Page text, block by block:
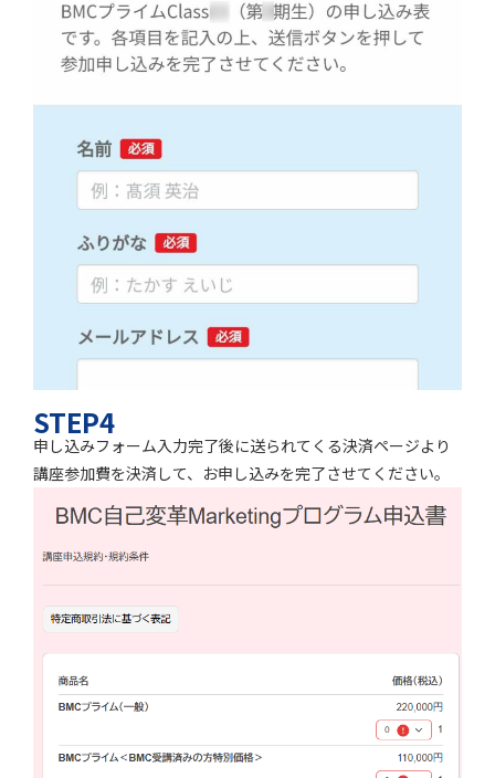
STEP4
申し込みフォーム入力完了後に送られてくる決済ページより
講座参加費を決済して、お申し込みを完了させてください。